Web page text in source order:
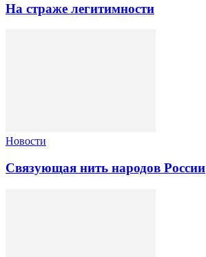
На страже легитимности
Новости
Связующая нить народов России